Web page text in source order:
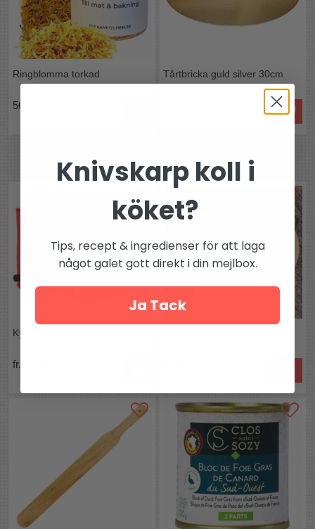
Ringblomma torkad
56 kr
Tårtbricka guld silver 30cm
Andra köpte även
Kylväska för boxvin
fr. 297 kr
Knivskarp koll i
köket?
Tips, recept & ingredienser för att laga
något galet gott direkt i din mejlbox.
Ja Tack